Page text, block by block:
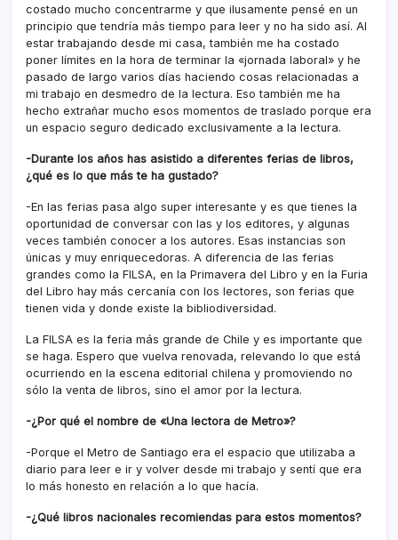
costado mucho concentrarme y que ilusamente pensé en un
principio que tendría más tiempo para leer y no ha sido así. Al
estar trabajando desde mi casa, también me ha costado
poner límites en la hora de terminar la «jornada laboral» y he
pasado de largo varios días haciendo cosas relacionadas a
mi trabajo en desmedro de la lectura. Eso también me ha
hecho extrañar mucho esos momentos de traslado porque era
un espacio seguro dedicado exclusivamente a la lectura.
-Durante los años has asistido a diferentes ferias de libros,
¿qué es lo que más te ha gustado?
-En las ferias pasa algo super interesante y es que tienes la
oportunidad de conversar con las y los editores, y algunas
veces también conocer a los autores. Esas instancias son
únicas y muy enriquecedoras. A diferencia de las ferias
grandes como la FILSA, en la Primavera del Libro y en la Furia
del Libro hay más cercanía con los lectores, son ferias que
tienen vida y donde existe la bibliodiversidad.
La FILSA es la feria más grande de Chile y es importante que
se haga. Espero que vuelva renovada, relevando lo que está
ocurriendo en la escena editorial chilena y promoviendo no
sólo la venta de libros, sino el amor por la lectura.
-¿Por qué el nombre de «Una lectora de Metro»?
-Porque el Metro de Santiago era el espacio que utilizaba a
diario para leer e ir y volver desde mi trabajo y sentí que era
lo más honesto en relación a lo que hacía.
-¿Qué libros nacionales recomiendas para estos momentos?